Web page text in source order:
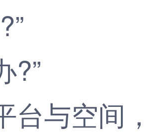
?”
与空间